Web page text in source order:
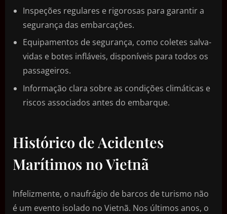
Inspeções regulares e rigorosas para garantir a
segurança das embarcações.
Equipamentos de segurança, como coletes salva-
vidas e botes infláveis, disponíveis para todos os
passageiros.
Informação clara sobre as condições climáticas e
riscos associados antes do embarque.
Histórico de Acidentes
Marítimos no Vietnã
Infelizmente, o naufrágio de barcos de turismo não
é um evento isolado no Vietnã. Nos últimos anos, o